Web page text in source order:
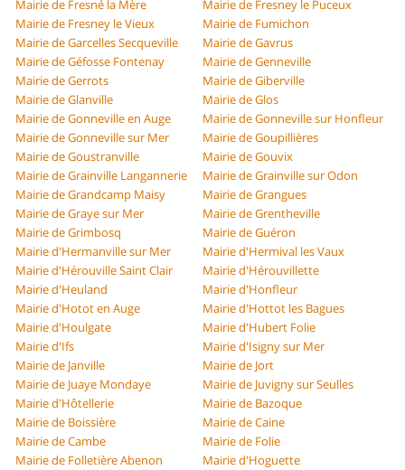
Mairie de Fresné la Mère
Mairie de Fresney le Puceux
Mairie de Fresney le Vieux
Mairie de Fumichon
Mairie de Garcelles Secqueville
Mairie de Gavrus
Mairie de Géfosse Fontenay
Mairie de Genneville
Mairie de Gerrots
Mairie de Giberville
Mairie de Glanville
Mairie de Glos
Mairie de Gonneville en Auge
Mairie de Gonneville sur Honfleur
Mairie de Gonneville sur Mer
Mairie de Goupillières
Mairie de Goustranville
Mairie de Gouvix
Mairie de Grainville Langannerie
Mairie de Grainville sur Odon
Mairie de Grandcamp Maisy
Mairie de Grangues
Mairie de Graye sur Mer
Mairie de Grentheville
Mairie de Grimbosq
Mairie de Guéron
Mairie d'Hermanville sur Mer
Mairie d'Hermival les Vaux
Mairie d'Hérouville Saint Clair
Mairie d'Hérouvillette
Mairie d'Heuland
Mairie d'Honfleur
Mairie d'Hotot en Auge
Mairie d'Hottot les Bagues
Mairie d'Houlgate
Mairie d'Hubert Folie
Mairie d'Ifs
Mairie d'Isigny sur Mer
Mairie de Janville
Mairie de Jort
Mairie de Juaye Mondaye
Mairie de Juvigny sur Seulles
Mairie d'Hôtellerie
Mairie de Bazoque
Mairie de Boissière
Mairie de Caine
Mairie de Cambe
Mairie de Folie
Mairie de Folletière Abenon
Mairie d'Hoguette